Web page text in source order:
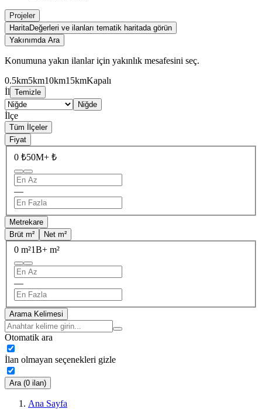
Projeler
HaritaDeğerleri ve ilanları tematik haritada görün
Yakınımda Ara
Konumuna yakın ilanlar için yakınlık mesafesini seç.
0.5km5km10km15kmKapalı
İl Temizle
Niğde
İlçe
Tüm İlçeler
Fiyat
0 ₺50M+ ₺
—
Metrekare
Brüt m²
Net m²
0 m²1B+ m²
—
Arama Kelimesi
Otomatik ara
İlan olmayan seçenekleri gizle
Ara (0 ilan)
Ana Sayfa